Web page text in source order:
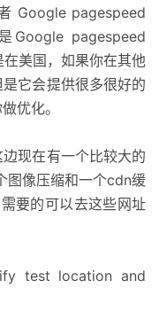
Google pagespeed
pagespeed
美国，如果你在其他
它会提供很多很好的
优化。
现在有一个比较大的
图像压缩和一个cdn缓
要的可以去这些网址
test location and